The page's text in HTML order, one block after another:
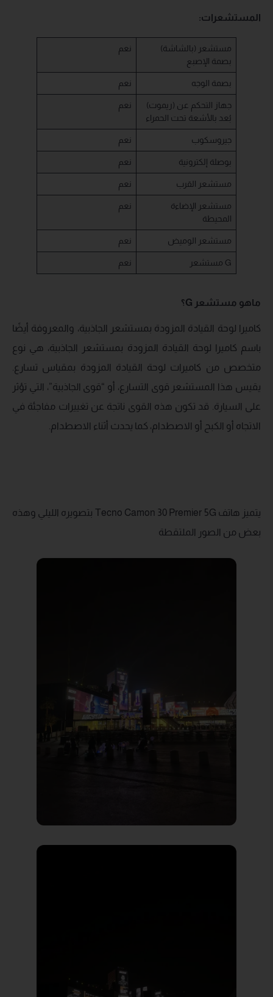
المستشعرات:
نعم
(بالشاشة) مستشعر
بصمة الإصبع
نعم بصمة الوجه
نعم
(ريموت) جهاز التحكم عن
بُعد بالأشعة تحت الحمراء
نعم جيروسكوب
نعم بوصلة إلكترونية
نعم مستشعر القرب
نعم
مستشعر الإضاءة
المحيطة
نعم مستشعر الوميض
نعم مستشعر G
ماهو مستشعر G؟
كاميرا لوحة القيادة المزودة بمستشعر الجاذبية، والمعروفة أيضًا
باسم كاميرا لوحة القيادة المزودة بمستشعر الجاذبية، هي نوع
متخصص من كاميرات لوحة القيادة المزودة بمقياس تسارع.
يقيس هذا المستشعر قوى التسارع، أو “قوى الجاذبية”، التي تؤثر
على السيارة. قد تكون هذه القوى ناتجة عن تغييرات مفاجئة في
الاتجاه أو الكبح أو الاصطدام، كما يحدث أثناء الاصطدام.
يتميز هاتف Tecno Camon 30 Premier 5G بتصويره الليلي وهذه
بعض من الصور الملتقطة